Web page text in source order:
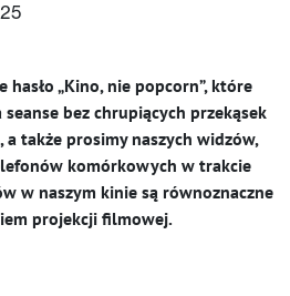
hasło „Kino, nie popcorn”, które
bez chrupiących przekąsek
także prosimy naszych widzów,
komórkowych w trakcie
w naszym kinie są równoznaczne
projekcji filmowej.